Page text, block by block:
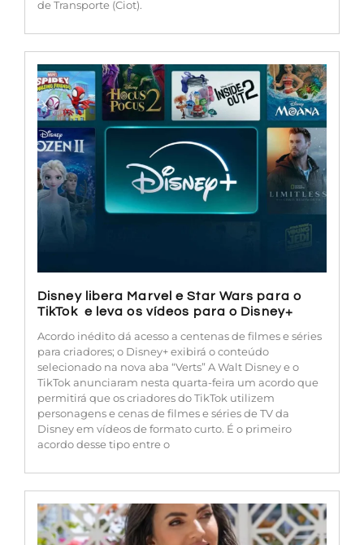
de Transporte (Ciot).
Disney libera Marvel e Star Wars para o
TikTok e leva os vídeos para o Disney+
Acordo inédito dá acesso a centenas de filmes e séries
para criadores; o Disney+ exibirá o conteúdo
selecionado na nova aba “Verts” A Walt Disney e o
TikTok anunciaram nesta quarta-feira um acordo que
permitirá que os criadores do TikTok utilizem
personagens e cenas de filmes e séries de TV da
Disney em vídeos de formato curto. É o primeiro
acordo desse tipo entre o